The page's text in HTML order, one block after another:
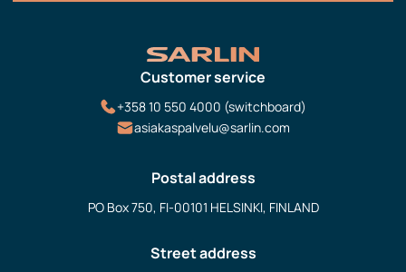
Customer service
+358 10 550 4000 (switchboard)
asiakaspalvelu@sarlin.com
Postal address
PO Box 750, FI-00101 HELSINKI, FINLAND
Street address